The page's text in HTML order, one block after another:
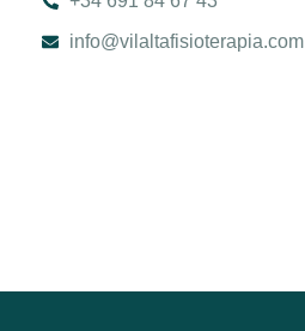
info@vilaltafisioterapia.com